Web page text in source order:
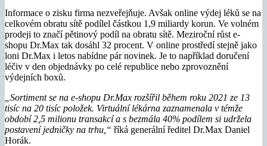
Informace o zisku firma nezveřejňuje. Avšak online výdej léků se na
celkovém obratu sítě podílel částkou 1,9 miliardy korun. Ve volném
prodeji to značí pětinový podíl na obratu sítě. Meziroční růst e-
shopu Dr.Max tak dosáhl 32 procent. V online prostředí stejně jako
loni Dr.Max i letos nabídne pár novinek. Je to například doručení
léčiv v den objednávky po celé republice nebo zprovoznění
výdejních boxů.
Sortiment se na e-shopu Dr.Max rozšířil během roku 2021 ze 13
tisíc na 20 tisíc položek. Virtuální lékárna zaznamenala v témže
období 2,5 milionu transakcí a s bezmála 40% podílem si udržela
postavení jedničky na trhu,“ říká generální ředitel Dr.Max Daniel
Horák.